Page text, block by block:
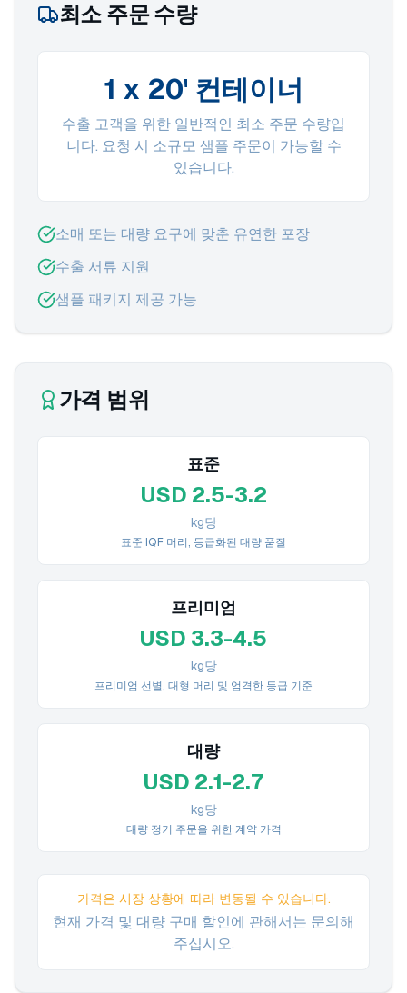
최소 주문 수량
1 x 20' 컨테이너
수출 고객을 위한 일반적인 최소 주문 수량입
니다. 요청 시 소규모 샘플 주문이 가능할 수
있습니다.
소매 또는 대량 요구에 맞춘 유연한 포장
수출 서류 지원
샘플 패키지 제공 가능
가격 범위
표준
USD 2.5-3.2
kg당
표준 IQF 머리, 등급화된 대량 품질
프리미엄
USD 3.3-4.5
kg당
프리미엄 선별, 대형 머리 및 엄격한 등급 기준
대량
USD 2.1-2.7
kg당
대량 정기 주문을 위한 계약 가격
가격은 시장 상황에 따라 변동될 수 있습니다.
현재 가격 및 대량 구매 할인에 관해서는 문의해
주십시오.